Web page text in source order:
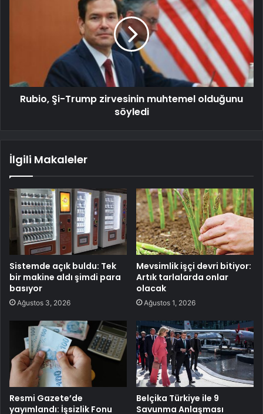
Rubio, Şi-Trump zirvesinin muhtemel olduğunu
söyledi
İlgili Makaleler
Sistemde açık buldu: Tek
bir makine aldı şimdi para
basıyor
Ağustos 3, 2026
Mevsimlik işçi devri bitiyor:
Artık tarlalarda onlar
olacak
Ağustos 1, 2026
Resmi Gazete’de
yayımlandı: İşsizlik Fonu
Belçika Türkiye ile 9
Savunma Anlaşması